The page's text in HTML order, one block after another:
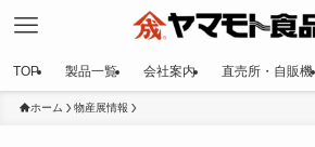
TOP 製品一覧 会社案内 直売所・自販機
ホーム 物産展情報